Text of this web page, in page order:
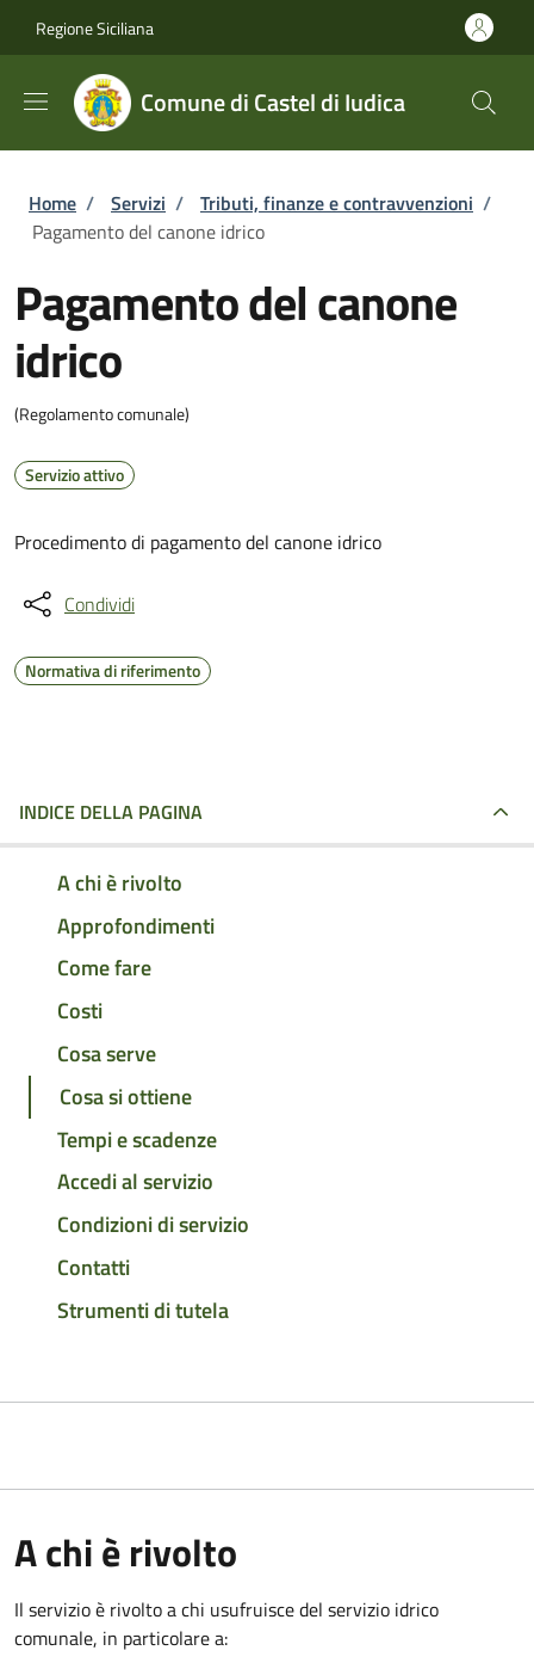
Regione Siciliana
Comune di Castel di Iudica
Briciole di pane
Home / Servizi / Tributi, finanze e contravvenzioni /
Pagamento del canone idrico
Pagamento del canone
idrico
(Regolamento comunale)
Servizio attivo
Procedimento di pagamento del canone idrico
Condividi
Normativa di riferimento
INDICE DELLA PAGINA
A chi è rivolto
Approfondimenti
Come fare
Costi
Cosa serve
Cosa si ottiene
Tempi e scadenze
Accedi al servizio
Condizioni di servizio
Contatti
Strumenti di tutela
A chi è rivolto
Il servizio è rivolto a chi usufruisce del servizio idrico
comunale, in particolare a: